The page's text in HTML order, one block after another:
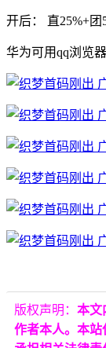
开后： 直25%+团
华为可用qq浏览
版权声明： 本文
作者本人。本